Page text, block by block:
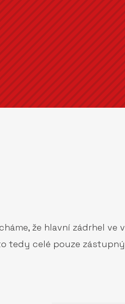
že hlavní zádrhel
tedy celé pouze